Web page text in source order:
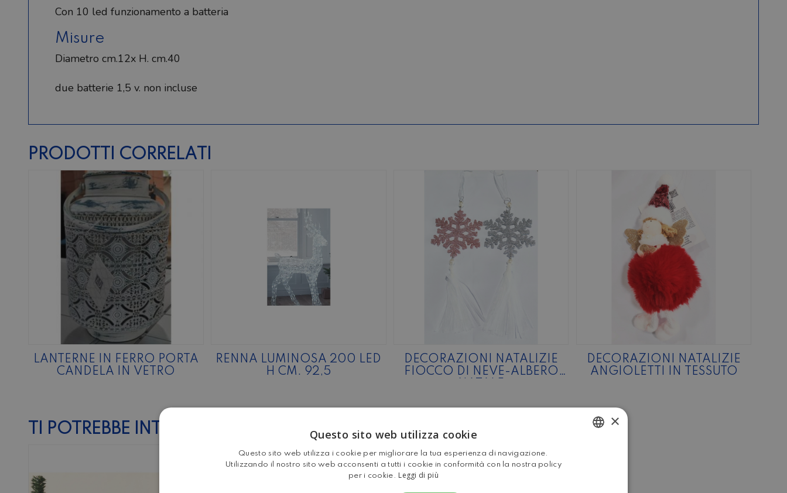
Con 10 led funzionamento a batteria
Misure
Diametro cm.12x H. cm.40
due batterie 1,5 v. non incluse
PRODOTTI CORRELATI
LANTERNE IN FERRO PORTA
CANDELA IN VETRO
RENNA LUMINOSA 200 LED
H CM. 92,5
DECORAZIONI NATALIZIE
FIOCCO DI NEVE-ALBERO
DECORAZIONI NATALIZIE
ANGIOLETTI IN TESSUTO
TI POTREBBE INTERESSARE… ×
Questo sito web utilizza cookie
Questo sito web utilizza i cookie per migliorare la tua esperienza di navigazione.
Utilizzando il nostro sito web acconsenti a tutti i cookie in conformità con la nostra policy
per i cookie. Leggi di più